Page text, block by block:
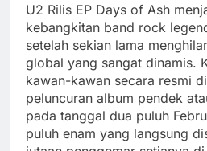
U2 Rilis EP Days of Ash
kebangkitan band rock
setelah sekian lama
global yang sangat dinamis.
kawan-kawan secara resmi
peluncuran album pendek
pada tanggal dua puluh
puluh enam yang langsung